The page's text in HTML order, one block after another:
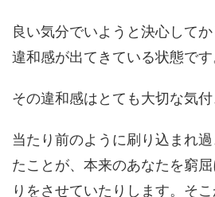
良い気分でいようと決心して
違和感が出てきている状態です
その違和感はとても大切な気付
当たり前のように刷り込まれ
たことが、本来のあなたを窮
りをさせていたりします。そ